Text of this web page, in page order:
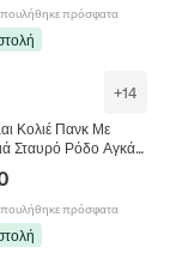
πρόσφατα
+14
Κολιέ Πανκ Με
Σταυρό Ρόδο Αγκάθι
Με Καρφιά
πρόσφατα